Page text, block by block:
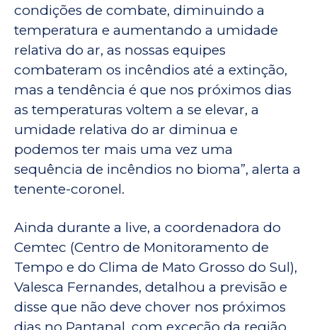
condições de combate, diminuindo a
temperatura e aumentando a umidade
relativa do ar, as nossas equipes
combateram os incêndios até a extinção,
mas a tendência é que nos próximos dias
as temperaturas voltem a se elevar, a
umidade relativa do ar diminua e
podemos ter mais uma vez uma
sequência de incêndios no bioma”, alerta a
tenente-coronel.
Ainda durante a live, a coordenadora do
Cemtec (Centro de Monitoramento de
Tempo e do Clima de Mato Grosso do Sul),
Valesca Fernandes, detalhou a previsão e
disse que não deve chover nos próximos